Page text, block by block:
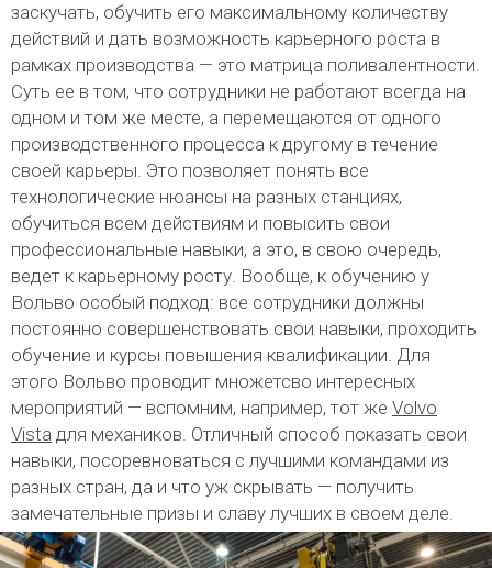
заскучать, обучить его максимальному количеству
действий и дать возможность карьерного роста в
рамках производства — это матрица поливалентности.
Суть ее в том, что сотрудники не работают всегда на
одном и том же месте, а перемещаются от одного
производственного процесса к другому в течение
своей карьеры. Это позволяет понять все
технологические нюансы на разных станциях,
обучиться всем действиям и повысить свои
профессиональные навыки, а это, в свою очередь,
ведет к карьерному росту. Вообще, к обучению у
Вольво особый подход: все сотрудники должны
постоянно совершенствовать свои навыки, проходить
обучение и курсы повышения квалификации. Для
этого Вольво проводит множетсво интересных
мероприятий — вспомним, например, тот же Volvo
Vista для механиков. Отличный способ показать свои
навыки, посоревноваться с лучшими командами из
разных стран, да и что уж скрывать — получить
замечательные призы и славу лучших в своем деле.